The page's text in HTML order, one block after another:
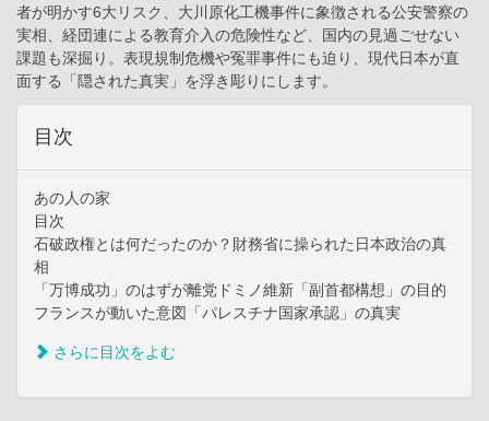
者が明かす6大リスク、大川原化工機事件に象徴される公安警察の
実相、経団連による教育介入の危険性など、国内の見過ごせない
課題も深掘り。表現規制危機や冤罪事件にも迫り、現代日本が直
面する「隠された真実」を浮き彫りにします。
目次
あの人の家
目次
石破政権とは何だったのか？財務省に操られた日本政治の真
相
「万博成功」のはずが離党ドミノ維新「副首都構想」の目的
フランスが動いた意図「パレスチナ国家承認」の真実
さらに目次をよむ